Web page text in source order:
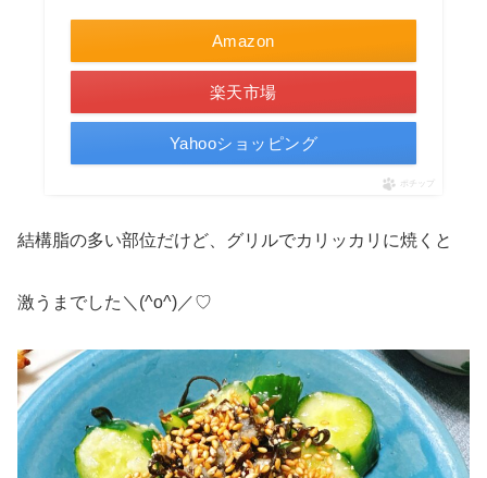
Amazon
楽天市場
Yahooショッピング
ポチップ
結構脂の多い部位だけど、グリルでカリッカリに焼くと
激うまでした＼(^o^)／♡